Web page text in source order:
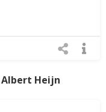
Heijn